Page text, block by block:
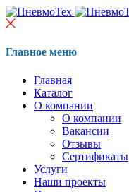
Главное меню
Главная
Каталог
О компании
О компании
Вакансии
Отзывы
Сертификаты
Услуги
Наши проекты